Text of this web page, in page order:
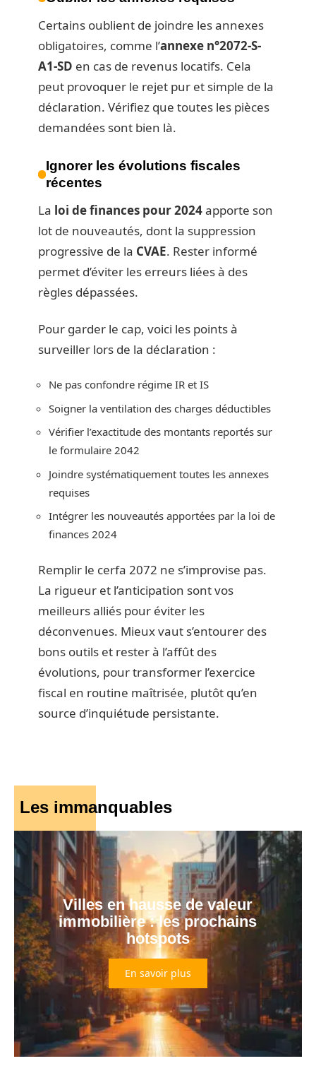
Certains oublient de joindre les annexes
obligatoires, comme l’annexe n°2072-S-
A1-SD en cas de revenus locatifs. Cela
peut provoquer le rejet pur et simple de la
déclaration. Vérifiez que toutes les pièces
demandées sont bien là.
Ignorer les évolutions fiscales
récentes
La loi de finances pour 2024apporte son
lot de nouveautés, dont la suppression
progressive de la CVAE. Rester informé
permet d’éviter les erreurs liées à des
règles dépassées.
Pour garder le cap, voici les points à
surveiller lors de la déclaration :
Ne pas confondre régime IR et IS
Soigner la ventilation des charges déductibles
Vérifier l’exactitude des montants reportés sur
le formulaire 2042
Joindre systématiquement toutes les annexes
requises
Intégrer les nouveautés apportées par la loi de
finances 2024
Remplir le cerfa 2072 ne s’improvise pas.
La rigueur et l’anticipation sont vos
meilleurs alliés pour éviter les
déconvenues. Mieux vaut s’entourer des
bons outils et rester à l’affût des
évolutions, pour transformer l’exercice
fiscal en routine maîtrisée, plutôt qu’en
source d’inquiétude persistante.
Les immanquables
Villes en hausse de valeur
immobilière : les prochains
hotspots
En savoir plus